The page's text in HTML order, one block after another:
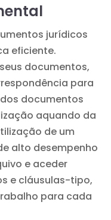
jurídicos
eficiente.
documentos,
para
documentos
aquando da
de um
alto desempenho
e aceder
e cláusulas-tipo,
para cada